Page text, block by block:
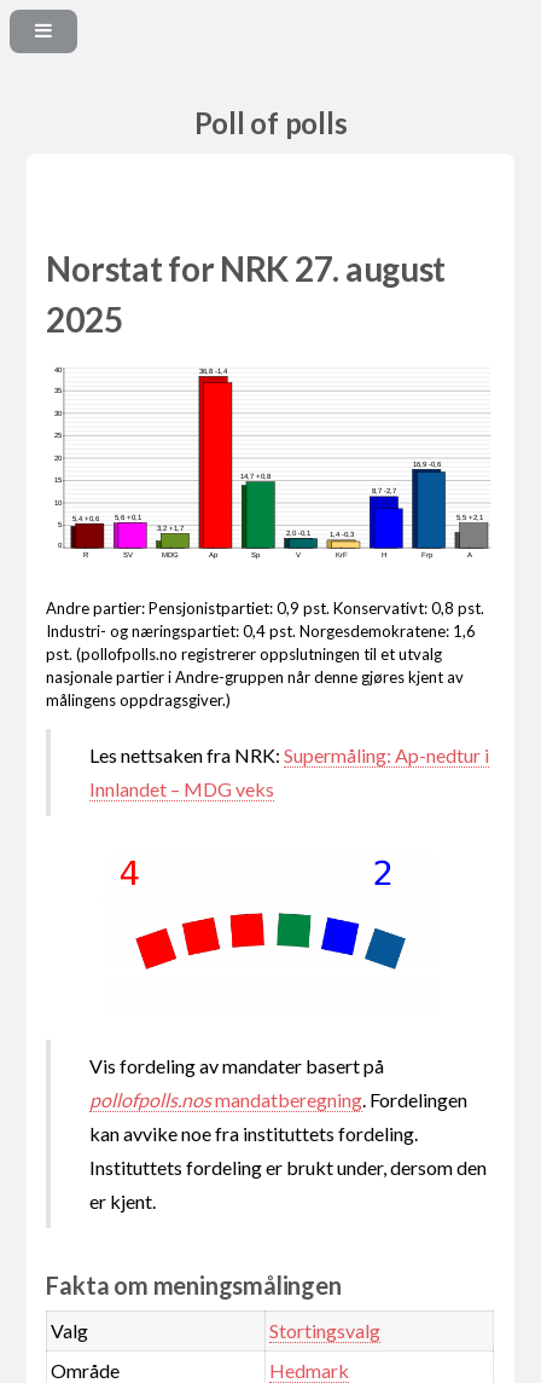
Poll of polls
Norstat for NRK 27. august
2025
5,4 +0,6 5,6 +0,1
3,2 +1,7
36,8 -1,4
14,7 +0,8
2,0 -0,1 1,4 -0,3
8,7 -2,7
16,9 -0,6
5,5 +2,1
R SV MDG Ap Sp V KrF H Frp A
0
5
10
15
20
25
30
35
40
Andre partier: Pensjonistpartiet: 0,9 pst. Konservativt: 0,8 pst.
Industri- og næringspartiet: 0,4 pst. Norgesdemokratene: 1,6
pst. (pollofpolls.no registrerer oppslutningen til et utvalg
nasjonale partier i Andre-gruppen når denne gjøres kjent av
målingens oppdragsgiver.)
Les nettsaken fra NRK:Supermåling: Ap-nedtur i
Innlandet – MDG veks
Vis fordeling av mandater basert på
pollofpolls.nosmandatberegning . Fordelingen
kan avvike noe fra instituttets fordeling.
Instituttets fordeling er brukt under, dersom den
er kjent.
Fakta om meningsmålingen
Valg
Stortingsvalg
Område
Hedmark